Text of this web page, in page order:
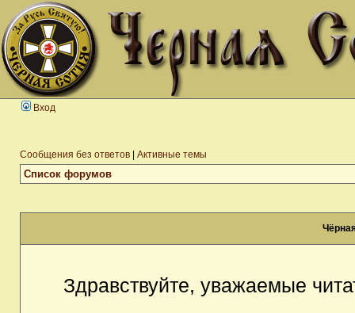
Вход
Сообщения без ответов Активные темы
Список форумов
Здравствуйте, уважаемые